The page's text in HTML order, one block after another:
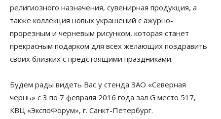
религиозного назначения, сувенирная продукция, а
также коллекция новых украшений с ажурно-
прорезным и черневым рисунком, которая станет
прекрасным подарком для всех желающих поздравить
своих близких с предстоящими праздниками.
Будем рады видеть Вас у стенда ЗАО «Северная
чернь» с 3 по 7 февраля 2016 года зал G место 517,
КВЦ «ЭкспоФорум», г. Санкт-Петербург.